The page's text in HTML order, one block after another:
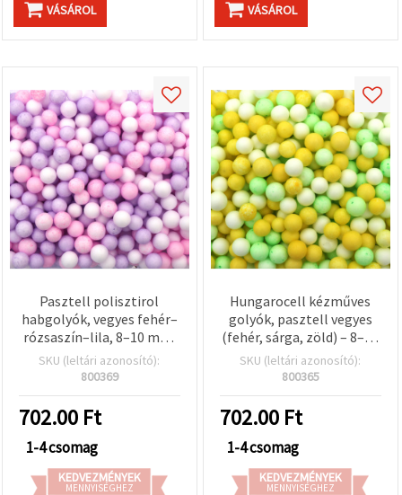
VÁSÁROL VÁSÁROL
Pasztell polisztirol
habgolyók, vegyes fehér–
rózsaszín–lila, 8–10 mm,
kb. 15 g – mini polisztirol
gyöngyök töltőanyagnak
hoz, díszekhez és otthoni
dekorációhoz
SKU (leltári azonosító):
800369
702.00 Ft
1-4 csomag
KEDVEZMÉNYEK
MENNYISÉGHEZ
Hungarocell kézműves
golyók, pasztell vegyes
(fehér, sárga, zöld) – 8–10
mm-es polisztirol
gömbök, kb. 15 g-os
slime, virág- és vázatöltő
SKU (leltári azonosító):
800365
702.00 Ft
1-4 csomag
KEDVEZMÉNYEK
MENNYISÉGHEZ